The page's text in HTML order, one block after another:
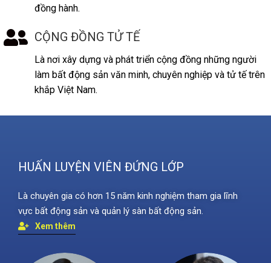
đồng hành.
CỘNG ĐỒNG TỬ TẾ
Là nơi xây dựng và phát triển cộng đồng những người
làm bất động sản văn minh, chuyên nghiệp và tử tế trên
khắp Việt Nam.
HUẤN LUYỆN VIÊN ĐỨNG LỚP
Là chuyên gia có hơn 15 năm kinh nghiệm tham gia lĩnh
vực bất động sản và quản lý sàn bất động sản.
Xem thêm